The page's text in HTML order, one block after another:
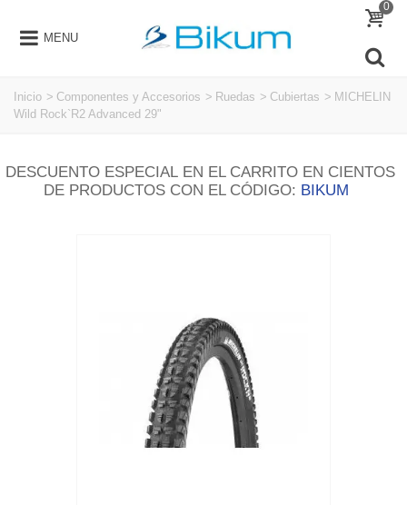
MENU
0
Inicio > Componentes y Accesorios > Ruedas > Cubiertas > MICHELIN
Wild Rock`R2 Advanced 29"
DESCUENTO ESPECIAL EN EL CARRITO EN CIENTOS
DE PRODUCTOS CON EL CÓDIGO: BIKUM